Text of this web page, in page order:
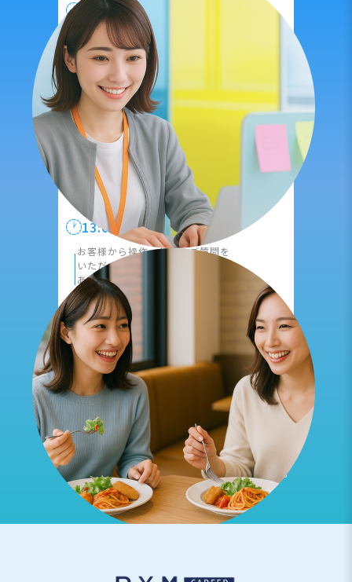
9:00 出社
| 出社したらまずメール確認
その日のタスク確認・整理を行います。
10:00 保守・運用、事務作業
|具体的な内容はプロジェクト先に
よって異なりますが、
手順書作成、
PCや実機の検品を行います。
12:00 ランチ休憩
13:00お客様先への訪問
|お客様から操作、仕様のご質問を
いただき
実際に現場で出向くことも
あります。
17:00報告書作成、事務作業
| 1日の作業内容をまとめ、
その他依頼事項や
確認を行います。
18:00 退社
※上記は一例です。
働き方は就業先により異なります。
※AI画像を使用しております。